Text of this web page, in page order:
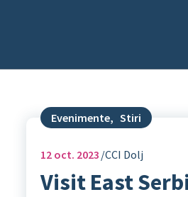
Evenimente, Stiri
12oct. 2023 CCI Dolj
Visit East